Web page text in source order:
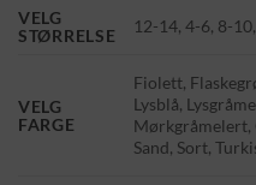
VELG
STØRRELSE
12-14, 4-6, 8-10,
VELG
FARGE
Fiolett,
Lysblå,
Mørkgråmelert,
Sand, Sort,